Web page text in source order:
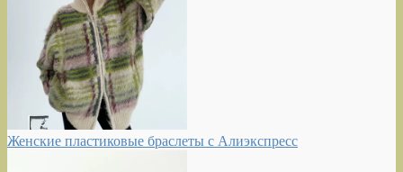
Женские пластиковые браслеты с Алиэкспресс